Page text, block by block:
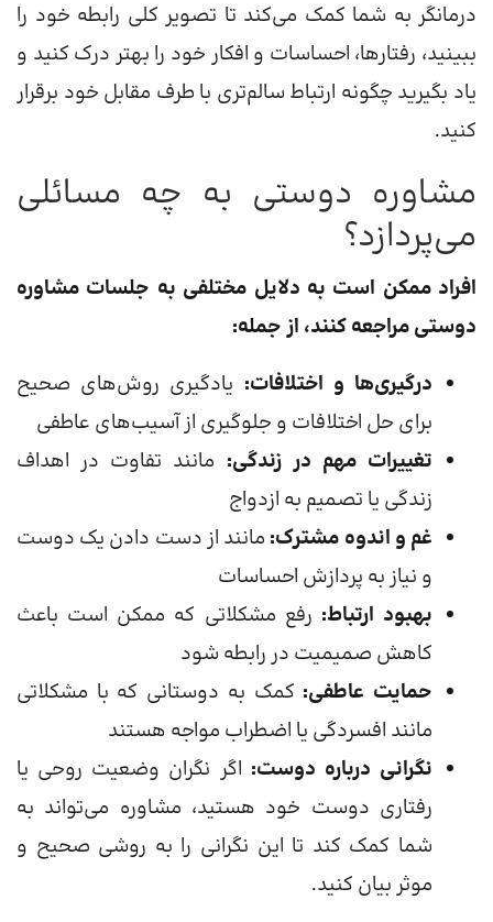
درمانگر به شما کمک می‌کند تا تصویر کلی رابطه خود را
ببینید، رفتارها، احساسات و افکار خود را بهتر درک کنید و
یاد بگیرید چگونه ارتباط سالم‌تری با طرف مقابل خود برقرار
کنید.
مشاوره دوستی به چه مسائلی
می‌پردازد؟
افراد ممکن است به دلایل مختلفی به جلسات مشاوره
دوستی مراجعه کنند، از جمله:
درگیری‌ها و اختلافات: یادگیری روش‌های صحیح
برای حل اختلافات و جلوگیری از آسیب‌های عاطفی
تغییرات مهم در زندگی: مانند تفاوت در اهداف
زندگی یا تصمیم به ازدواج
غم و اندوه مشترک: مانند از دست دادن یک دوست
و نیاز به پردازش احساسات
بهبود ارتباط: رفع مشکلاتی که ممکن است باعث
کاهش صمیمیت در رابطه شود
حمایت عاطفی: کمک به دوستانی که با مشکلاتی
مانند افسردگی یا اضطراب مواجه هستند
نگرانی درباره دوست: اگر نگران وضعیت روحی یا
رفتاری دوست خود هستید، مشاوره می‌تواند به
شما کمک کند تا این نگرانی را به روشی صحیح و
موثر بیان کنید.